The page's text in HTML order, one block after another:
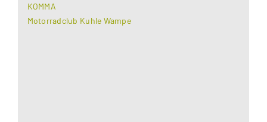
KOMMA
Motorradclub Kuhle Wampe